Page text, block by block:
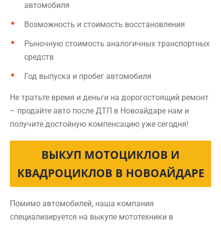
автомобиля
Возможность и стоимость восстановления
Рыночную стоимость аналогичных транспортных
средств
Год выпуска и пробег автомобиля
Не тратьте время и деньги на дорогостоящий ремонт
– продайте авто после ДТП в Новоайдаре нам и
получите достойную компенсацию уже сегодня!
ВЫКУП МОТОЦИКЛОВ И
КВАДРОЦИКЛОВ В НОВОАЙДАРЕ
Помимо автомобилей, наша компания
специализируется на выкупе мототехники в